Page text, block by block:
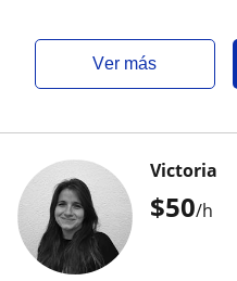
ver más
$50/h
Victoria